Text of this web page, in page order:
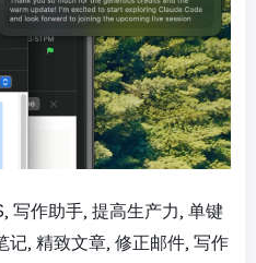
写作助手, 提高生产力, 单键
记, 精致文章, 修正邮件, 写作